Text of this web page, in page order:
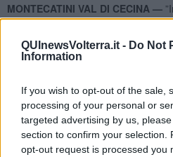
QUInewsVolterra.it - Do Not
Information
If you wish to opt-out of the sale,
processing of your personal or
targeted advertising by us,
section to confirm your selection.
opt-out request is processed you
MONTECATINI VAL DI CECINA —
stiamo lottando per essere
giusto fare un'altra battaglia,
pediatrica”. Parola del sindaco di
Francesco Auriemma
rappresentanza di Sos Volterra,
associazione Difendiamo
Volterra Infanziache da anni si
affinché i territori della Val di Cecina
nei servizi socio sanitari.